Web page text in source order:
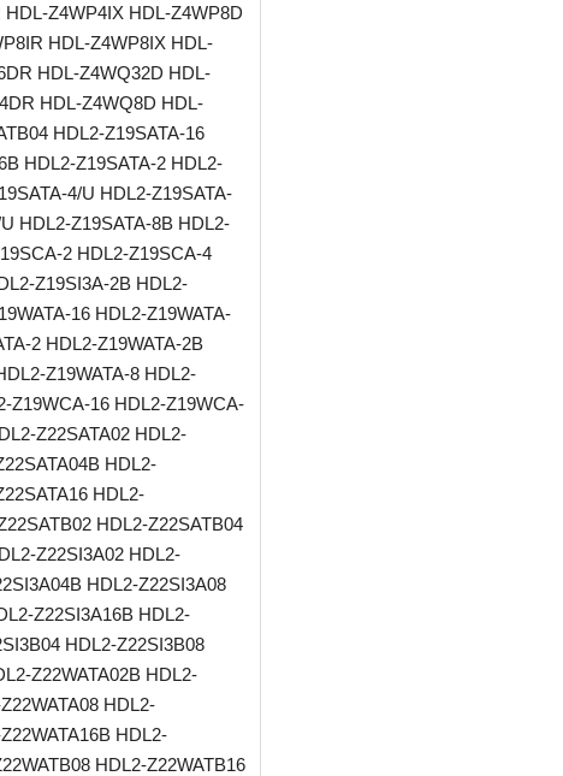
Z4WP4IX HDL-Z4WP8D
HDL-Z4WP8IX HDL-
HDL-Z4WQ32D HDL-
HDL-Z4WQ8D HDL-
HDL2-Z19SATA-16
HDL2-Z19SATA-2 HDL2-
4/U HDL2-Z19SATA-
HDL2-Z19SATA-8B HDL2-
2 HDL2-Z19SCA-4
Z19SI3A-2B HDL2-
16 HDL2-Z19WATA-
2 HDL2-Z19WATA-2B
Z19WATA-8 HDL2-
Z19WCA-16 HDL2-Z19WCA-
Z22SATA02 HDL2-
HDL2-
HDL2-
HDL2-Z22SATB04
Z22SI3A02 HDL2-
HDL2-Z22SI3A08
Z22SI3A16B HDL2-
HDL2-Z22SI3B08
Z22WATA02B HDL2-
HDL2-
HDL2-
HDL2-Z22WATB16